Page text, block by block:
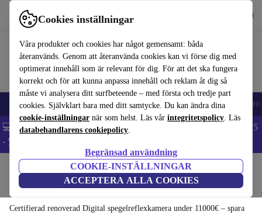
Cookies inställningar
Våra produkter och cookies har något gemensamt: båda
återanvänds. Genom att återanvända cookies kan vi förse dig med
optimerat innehåll som är relevant för dig. För att det ska fungera
korrekt och för att kunna anpassa innehåll och reklam åt dig så
måste vi analysera ditt surfbeteende – med första och tredje part
cookies. Självklart bara med ditt samtycke. Du kan ändra dina
cookie-inställningar när som helst. Läs vår integritetspolicy. Läs
databehandlarens cookiepolicy.
Begränsad användning
COOKIE-INSTÄLLNINGAR
ACCEPTERA ALLA COOKIES
Använd refurbed snabbt och enkelt
🎒 Back to school Mobiltelefoner Bärbara datorer Surfplattor
💻 Extra 5% rabatt på alla MacBooks och laptops - Code: LAPTOP5
- Villkor
Kameror
Digital spegelreflexkamera:
Certifierad renoverad Digital spegelreflexkamera under 11000€ – spara